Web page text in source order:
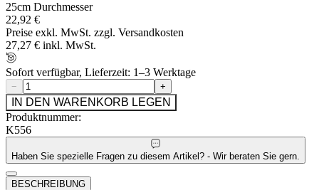
25cm Durchmesser
22,92 €
Preise exkl. MwSt. zzgl. Versandkosten
27,27 € inkl. MwSt.
Sofort verfügbar, Lieferzeit: 1–3 Werktage
− +
IN DEN WARENKORB LEGEN
Produktnummer:
K556
Haben Sie spezielle Fragen zu diesem Artikel? - Wir beraten Sie gern.
BESCHREIBUNG